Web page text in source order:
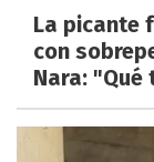
La picante
con
Nara: "Qué